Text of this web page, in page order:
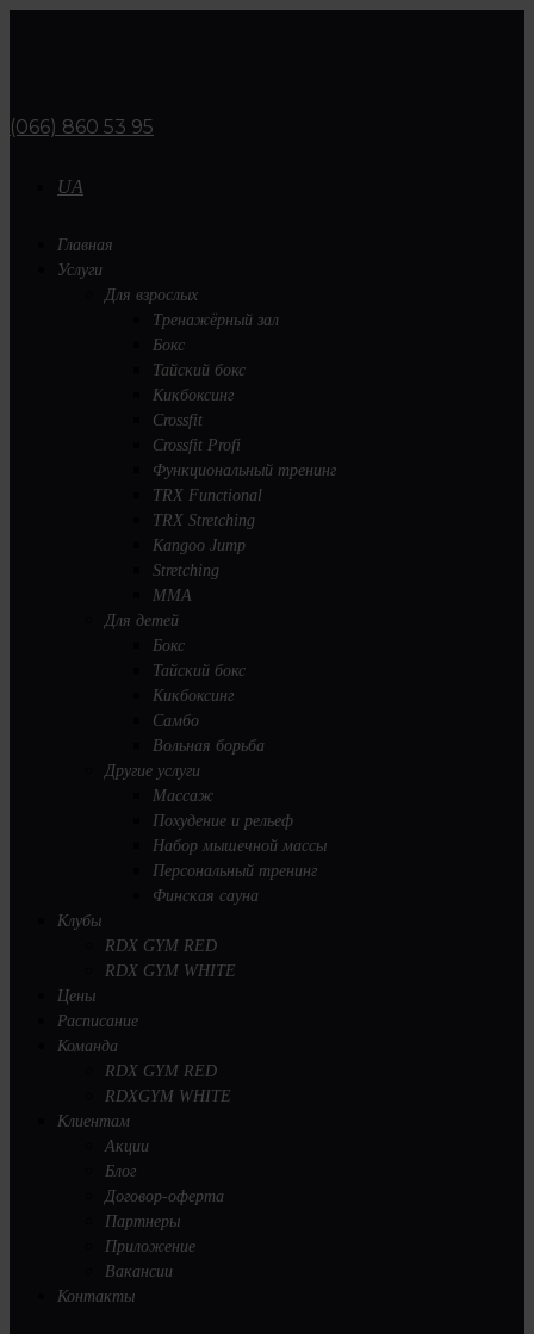
(066) 860 53 95
UA
Главная
Услуги
Для взрослых
Тренажёрный зал
Бокс
Тайский бокс
Кикбоксинг
Crossfit
Crossfit Profi
Функциональный тренинг
TRX Functional
TRX Stretching
Kangoo Jump
Stretching
MMA
Для детей
Бокс
Тайский бокс
Кикбоксинг
Самбо
Вольная борьба
Другие услуги
Массаж
Похудение и рельеф
Набор мышечной массы
Персональный тренинг
Финская сауна
Клубы
RDX GYM RED
RDX GYM WHITE
Цены
Расписание
Команда
RDX GYM RED
RDXGYM WHITE
Клиентам
Акции
Блог
Договор-оферта
Партнеры
Приложение
Вакансии
Контакты